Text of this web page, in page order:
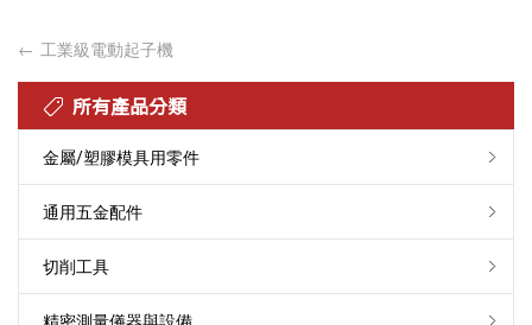
工業級電動起子機
所有產品分類
金屬/塑膠模具用零件
通用五金配件
切削工具